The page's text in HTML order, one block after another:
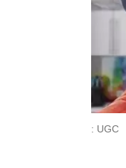
: UGC